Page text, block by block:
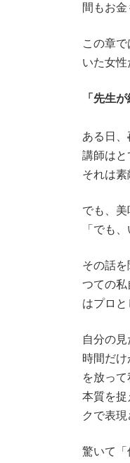
間もお
この章
いた女性
「先生
ある日、
講師はと
それは素
でも、美
「でも
その話
つての私
はプロと
自分の
時間だ
を放っ
本質を捉
クで表現
驚いて「